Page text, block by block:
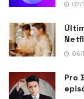
07/
06/
Pro